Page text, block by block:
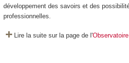
développement des savoirs et des
professionnelles.
Lire la suite sur la page de l'